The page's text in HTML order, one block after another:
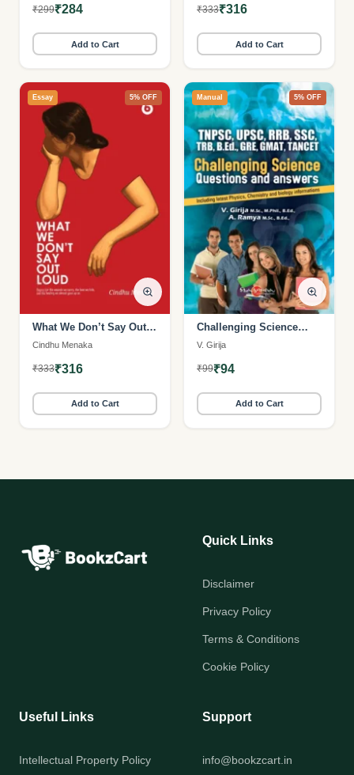
₹299₹284
Add to Cart
₹333₹316
Add to Cart
Essay 5% OFF
What We Don’t Say Out
Loud
Cindhu Menaka
₹333₹316
Add to Cart
Manual 5% OFF
Challenging Science
Questions and Answers
V. Girija
₹99₹94
Add to Cart
Quick Links
Disclaimer
Privacy Policy
Terms & Conditions
Cookie Policy
Useful Links
Intellectual Property Policy
Support
info@bookzcart.in